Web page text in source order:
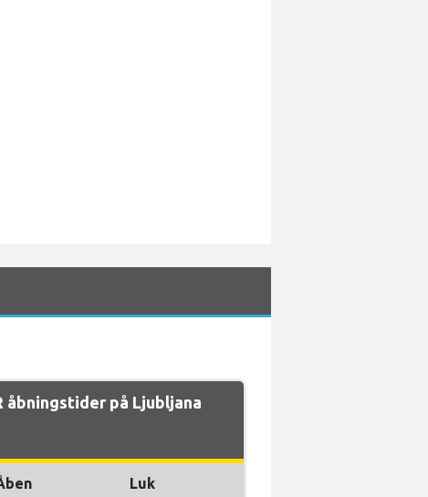
åbningstider på Ljubljana
Luk